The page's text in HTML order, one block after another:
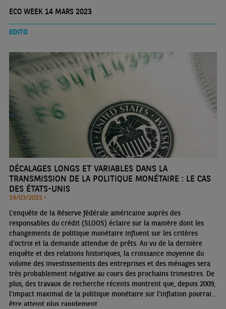
ECO WEEK 14 MARS 2023
EDITO
DÉCALAGES LONGS ET VARIABLES DANS LA
TRANSMISSION DE LA POLITIQUE MONÉTAIRE : LE CAS
DES ÉTATS-UNIS
14/03/2023 •
L’enquête de la Réserve fédérale américaine auprès des
responsables du crédit (SLOOS) éclaire sur la manière dont les
changements de politique monétaire influent sur les critères
d’octroi et la demande attendue de prêts. Au vu de la dernière
enquête et des relations historiques, la croissance moyenne du
volume des investissements des entreprises et des ménages sera
très probablement négative au cours des prochains trimestres. De
plus, des travaux de recherche récents montrent que, depuis 2009,
l’impact maximal de la politique monétaire sur l’inflation pourrait
être atteint plus rapidement